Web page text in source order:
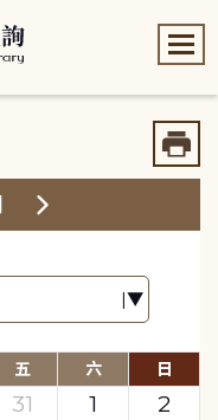
五 六 日
31 1
2